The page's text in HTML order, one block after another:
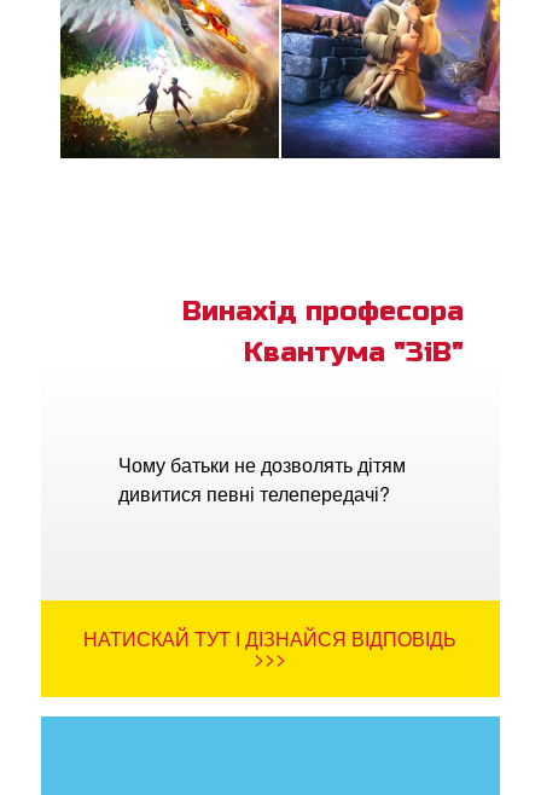
Винахід професора
Квантума "ЗіВ"
Чому батьки не дозволять дітям
дивитися певні телепередачі?
НАТИСКАЙ ТУТ І ДІЗНАЙСЯ ВІДПОВІДЬ
>>>